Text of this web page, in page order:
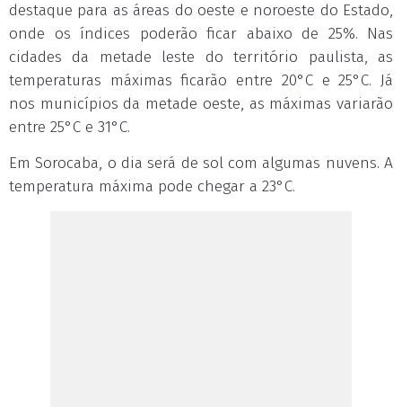
destaque para as áreas do oeste e noroeste do Estado,
onde os índices poderão ficar abaixo de 25%. Nas
cidades da metade leste do território paulista, as
temperaturas máximas ficarão entre 20°C e 25°C. Já
nos municípios da metade oeste, as máximas variarão
entre 25°C e 31°C.
Em Sorocaba, o dia será de sol com algumas nuvens. A
temperatura máxima pode chegar a 23°C.